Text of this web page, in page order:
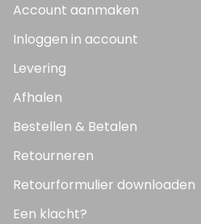
Account aanmaken
Inloggen in account
Levering
Afhalen
Bestellen & Betalen
Retourneren
Retourformulier downloaden
Een klacht?